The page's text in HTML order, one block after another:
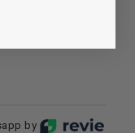
by